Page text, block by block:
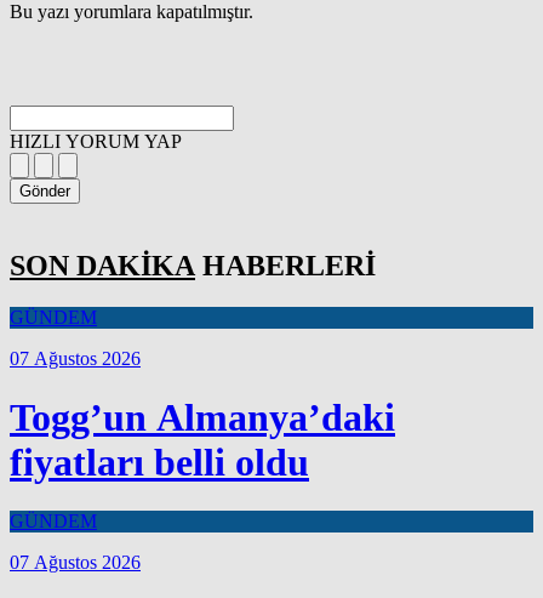
Bu yazı yorumlara kapatılmıştır.
HIZLI YORUM YAP
Gönder
SON DAKİKA HABERLERİ
GÜNDEM
07 Ağustos 2026
Togg’un Almanya’daki
fiyatları belli oldu
GÜNDEM
07 Ağustos 2026